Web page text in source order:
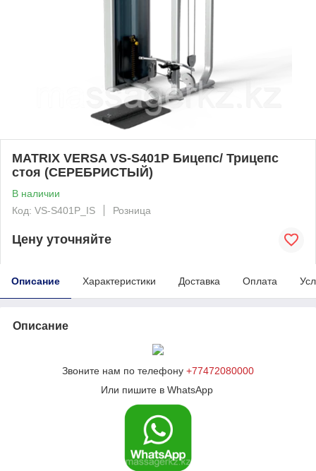
MATRIX VERSA VS-S401P Бицепс/ Трицепс
стоя (СЕРЕБРИСТЫЙ)
В наличии
Код: VS-S401P_IS
Розница
Цену уточняйте
Описание Характеристики Доставка Оплата
Описание
Звоните нам по телефону +77472080000
Или пишите в WhatsApp